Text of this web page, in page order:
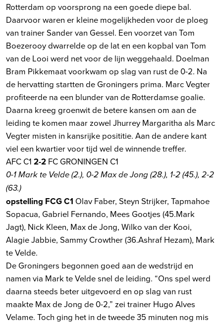
Rotterdam op voorsprong na een goede diepe bal.
Daarvoor waren er kleine mogelijkheden voor de ploeg
van trainer Sander van Gessel. Een voorzet van Tom
Boezerooy dwarrelde op de lat en een kopbal van Tom
van de Looi werd net voor de lijn weggehaald. Doelman
Bram Pikkemaat voorkwam op slag van rust de 0-2. Na
de hervatting startten de Groningers prima. Marc Vegter
profiteerde na een blunder van de Rotterdamse goalie.
Daarna kreeg groenwit de betere kansen om aan de
leiding te komen maar zowel Jhurrey Margaritha als Marc
Vegter misten in kansrijke posititie. Aan de andere kant
viel een kwartier voor tijd wel de winnende treffer.
AFC C1 2-2 FC GRONINGEN C1
0-1 Mark te Velde (2.), 0-2 Max de Jong (28.), 1-2 (45.), 2-2
(63.)
opstelling FCG C1 Olav Faber, Steyn Strijker, Tapmahoe
Sopacua, Gabriel Fernando, Mees Gootjes (45.Mark
Jagt), Nick Kleen, Max de Jong, Wilko van der Kooi,
Alagie Jabbie, Sammy Crowther (36.Ashraf Hezam), Mark
te Velde.
De Groningers begonnen goed aan de wedstrijd en
namen via Mark te Velde snel de leiding. “Ons spel werd
daarna steeds beter uitgevoerd en op slag van rust
maakte Max de Jong de 0-2,” zei trainer Hugo Alves
Velame. Toch ging het in de tweede 35 minuten nog mis